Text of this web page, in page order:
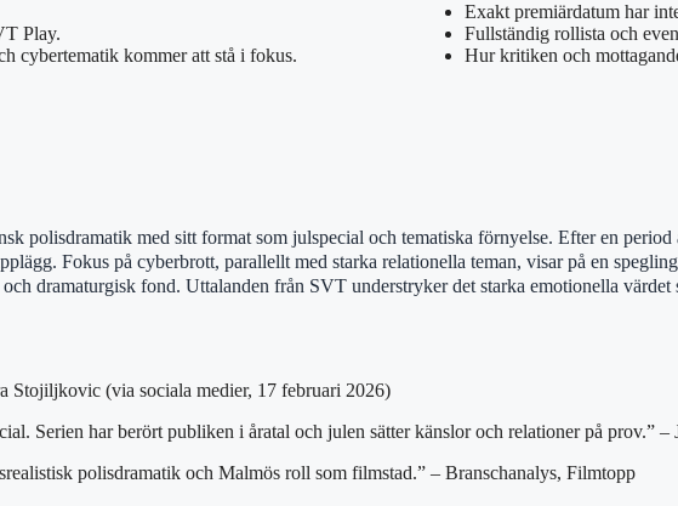
Play.
cybertematik kommer att stå i fokus.
Exakt premiärdatum har
Fullständig rollista och
Hur kritiken och
polisdramatik med sitt format som julspecial och tematiska förnyelse. Efter en
Fokus på cyberbrott, parallellt med starka relationella teman, visar på en
dramaturgisk fond. Uttalanden från SVT understryker det starka emotionella
Stojiljkovic (via sociala medier, 17 februari 2026)
Serien har berört publiken i åratal och julen sätter känslor och relationer på prov.” –
polisdramatik och Malmös roll som filmstad.” – Branschanalys, Filmtopp